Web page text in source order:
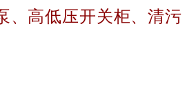
、高低压开关柜、清污